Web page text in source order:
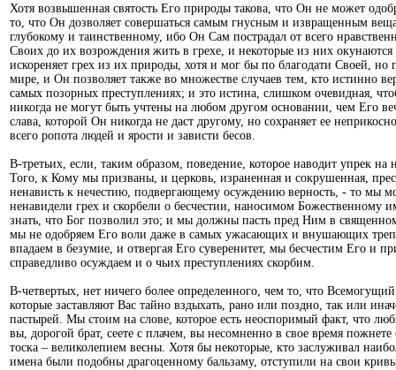
Хотя возвышенная святость Его природы такова, что Он не может
то, что Он дозволяет совершаться самым гнусным и извращенным
глубокому и таинственному, ибо Он Сам пострадал от всего
Своих до их возрождения жить в грехе, и некоторые из них
искореняет грех из их природы, хотя и мог бы по благодати Своей, но
мире, и Он позволяет также во множестве случаев тем, кто истинно
самых позорных преступлениях; и это истина, слишком очевидная,
никогда не могут быть учтены на любом другом основании, чем Его
слава, которой Он никогда не даст другому, но сохраняет ее
всего ропота людей и ярости и зависти бесов.
В-третьих, если, таким образом, поведение, которое наводит упрек
Того, к Кому мы призваны, и церковь, израненная и сокрушенная,
ненависть к нечестию, подвергающему осуждению верность, - то мы
ненавидели грех и скорбели о бесчестии, наносимом
знать, что Бог позволил это; и мы должны пасть пред Ним в
мы не одобряем Его воли даже в самых ужасающих и внушающих
впадаем в безумие, и отвергая Его суверенитет, мы бесчестим Его и
справедливо осуждаем и о чьих преступлениях скорбим.
В-четвертых, нет ничего более определенного, чем то, что
которые заставляют Вас тайно вздыхать, рано или поздно, так или
пастырей. Мы стоим на слове, которое есть неоспоримый факт, что
вы, дорогой брат, сеете с плачем, вы несомненно в свое время
тоска – великолепием весны. Хотя бы некоторые, кто заслуживал
имена были подобны драгоценному бальзаму, отступили на свои